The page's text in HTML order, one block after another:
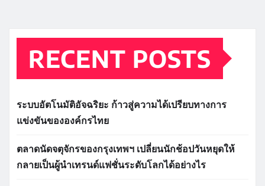
RECENT POSTS
ระบบอัตโนมัติอัจฉริยะ ก้าวสู่ความได้เปรียบทางการ
แข่งขันขององค์กรไทย
ตลาดนัดจตุจักรของกรุงเทพฯ เปลี่ยนนักช้อปวันหยุดให้
กลายเป็นผู้นำเทรนด์แฟชั่นระดับโลกได้อย่างไร